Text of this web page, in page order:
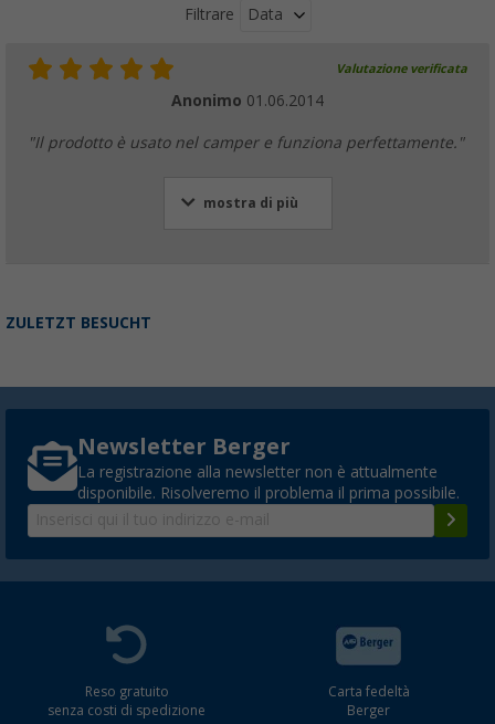
Filtrare Data
Valutazione verificata
Anonimo 01.06.2014
"Il prodotto è usato nel camper e funziona perfettamente."
mostra di più
ZULETZT BESUCHT
Newsletter Berger
La registrazione alla newsletter non è attualmente
disponibile. Risolveremo il problema il prima possibile.
Reso gratuito
senza costi di spedizione
Carta fedeltà
Berger